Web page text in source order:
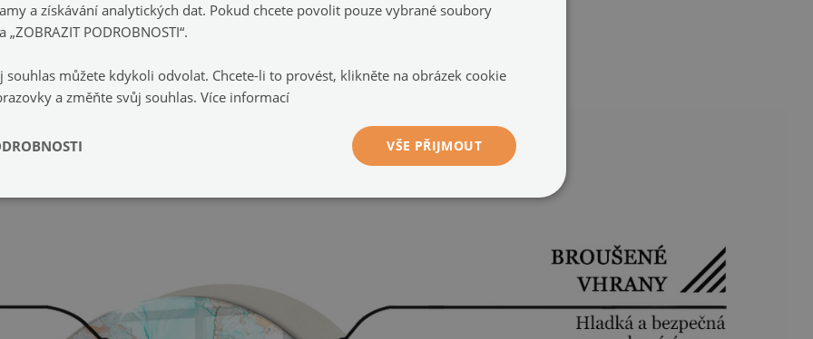
zvedněte a opatrně přemístěte.
místo desky.
a získávání analytických dat. Pokud chcete povolit pouze vybrané soubory
PODROBNOSTI“.
souhlas můžete kdykoli odvolat. Chcete-li to provést, klikněte na obrázek cookie
a změňte svůj souhlas. Více informací
VŠE PŘIJMOUT